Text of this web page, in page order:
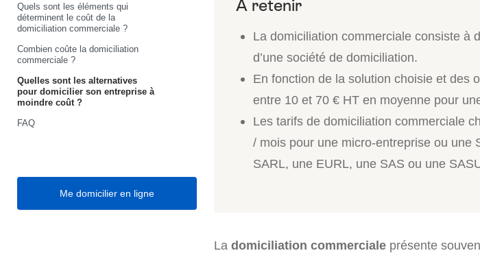
Quels sont les éléments qui
déterminent le coût de la
domiciliation commerciale ?
Combien coûte la domiciliation
commerciale ?
Quelles sont les alternatives
pour domicilier son entreprise à
moindre coût ?
FAQ
Me domicilier en ligne
La domiciliation commerciale consiste à
d’une société de domiciliation.
En fonction de la solution choisie et des
entre 10 et 70 € HT en moyenne pour
Les tarifs de domiciliation commerciale
/ mois pour une micro-entreprise ou une
SARL, une EURL, une SAS ou une
La domiciliation commerciale présente